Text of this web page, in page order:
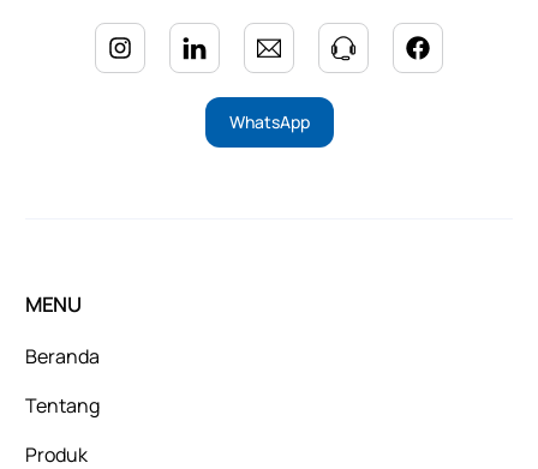
WhatsApp
MENU
Beranda
Tentang
Produk